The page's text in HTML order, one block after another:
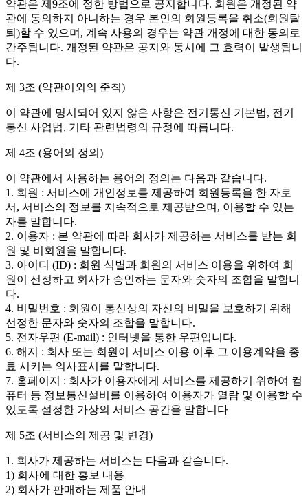
약관은 제9조에 정한 방법으로 공지합니다. 회원은 개정된 약
관에 동의하지 아니하는 경우 본인의 회원등록을 취소(회원탈
퇴)할 수 있으며, 계속 사용의 경우는 약관 개정에 대한 동의로
간주됩니다. 개정된 약관은 공지와 동시에 그 효력이 발생됩니
다.
제 3조 (약관이외의 준칙)
이 약관에 명시되어 있지 않은 사항은 전기통신 기본법, 전기
통신 사업법, 기타 관련법령의 규정에 따릅니다.
제 4조 (용어의 정의)
이 약관에서 사용하는 용어의 정의는 다음과 같습니다.
1. 회원 : 서비스에 개인정보를 제공하여 회원등록을 한 자로
서, 서비스의 정보를 지속적으로 제공받으며, 이용할 수 있는
자를 말합니다.
2. 이용자 : 본 약관에 따라 회사가 제공하는 서비스를 받는 회
원 및 비회원을 말합니다.
3. 아이디 (ID) : 회원 식별과 회원의 서비스 이용을 위하여 회
원이 선정하고 회사가 승인하는 문자와 숫자의 조합을 말합니
다.
4. 비밀번호 : 회원이 통신상의 자신의 비밀을 보호하기 위해
선정한 문자와 숫자의 조합을 말합니다.
5. 전자우편 (E-mail) : 인터넷을 통한 우편입니다.
6. 해지 : 회사 또는 회원이 서비스 이용 이후 그 이용계약을 종
료 시키는 의사표시를 말합니다.
7. 홈페이지 : 회사가 이용자에게 서비스를 제공하기 위하여 컴
퓨터 등 정보통신설비를 이용하여 이용자가 열람 및 이용할 수
있도록 설정한 가상의 서비스 공간을 말합니다
제 5조 (서비스의 제공 및 변경)
1. 회사가 제공하는 서비스는 다음과 같습니다.
1) 회사에 대한 홍보 내용
2) 회사가 판매하는 제품 안내